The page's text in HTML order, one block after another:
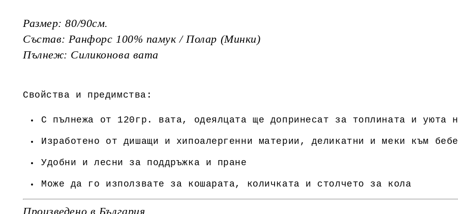
Размер: 80/90см.
Състав: Ранфорс 100% памук / Полар (Минки)
Пълнеж: Силиконова вата
Свойства и предимства:
С пълнежа от 120гр. вата, одеялцата ще допринесат за топлината и уюта
Изработено от дишащи и хипоалергенни материи, деликатни и меки към
Удобни и лесни за поддръжка и пране
Може да го използвате за кошарата, количката и столчето за кола
Произведено в България